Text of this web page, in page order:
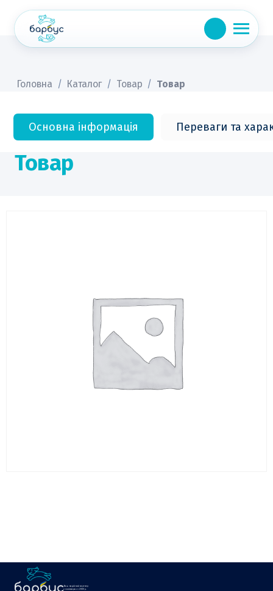
content
Головна / Каталог / Товар / Товар
Основна інформація Переваги та
Товар
Ваш надійний партнер
у зоотоварах з 2000 р.